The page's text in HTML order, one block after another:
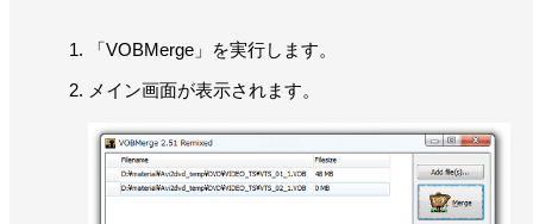
「VOBMerge」を実行します。
メイン画面が表示されます。